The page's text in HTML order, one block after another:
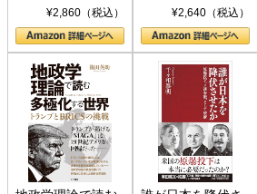
¥2,860（税込） ¥2,640（税込）